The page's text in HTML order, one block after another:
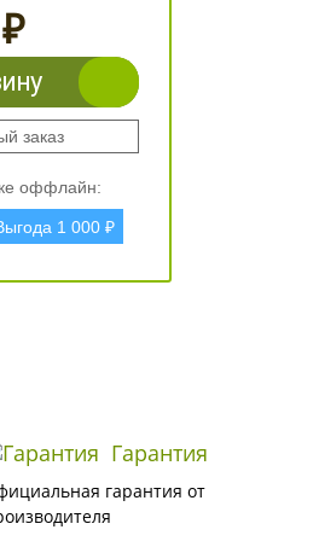
заказ
оффлайн:
1 000 ₽
Гарантия
гарантия от